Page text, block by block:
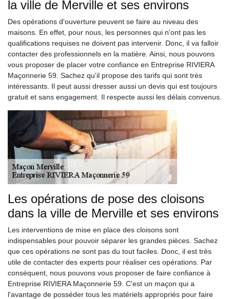
la ville de Merville et ses environs
Des opérations d'ouverture peuvent se faire au niveau des
maisons. En effet, pour nous, les personnes qui n'ont pas les
qualifications requises ne doivent pas intervenir. Donc, il va falloir
contacter des professionnels en la matière. Ainsi, nous pouvons
vous proposer de placer votre confiance en Entreprise RIVIERA
Maçonnerie 59. Sachez qu'il propose des tarifs qui sont très
intéressants. Il peut aussi dresser aussi un devis qui est toujours
gratuit et sans engagement. Il respecte aussi les délais convenus.
Les opérations de pose des cloisons
dans la ville de Merville et ses environs
Les interventions de mise en place des cloisons sont
indispensables pour pouvoir séparer les grandes pièces. Sachez
que ces opérations ne sont pas du tout faciles. Donc, il est très
utile de contacter des experts pour réaliser ces opérations. Par
conséquent, nous pouvons vous proposer de faire confiance à
Entreprise RIVIERA Maçonnerie 59. C'est un maçon qui a
l'avantage de posséder tous les matériels appropriés pour faire